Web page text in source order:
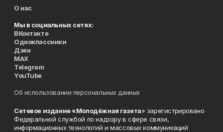
О нас
Мы в социальных сетях:
ВКонтакте
Одноклассники
Дзен
MAX
Telegram
YouTube
Об использовании персональных данных
Сетевое издание «Молодёжная газета» зарегистрировано
Федеральной службой по надзору в сфере связи,
информационных технологий и массовых коммуникаций